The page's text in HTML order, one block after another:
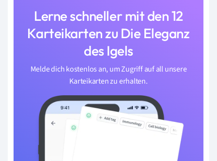
Lerne schneller mit den 12
Karteikarten zu Die Eleganz
des Igels
Melde dich kostenlos an, um Zugriff auf all unsere
Karteikarten zu erhalten.